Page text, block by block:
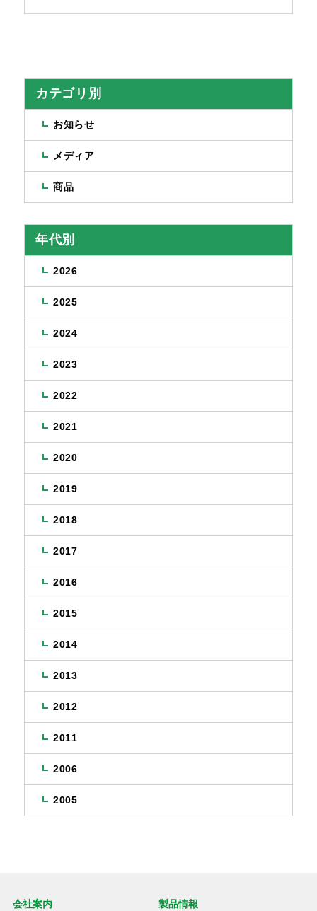
カテゴリ別
お知らせ
メディア
商品
年代別
2026
2025
2024
2023
2022
2021
2020
2019
2018
2017
2016
2015
2014
2013
2012
2011
2006
2005
会社案内 製品情報